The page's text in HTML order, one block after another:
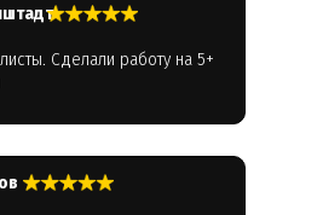
Сделали работу на 5+